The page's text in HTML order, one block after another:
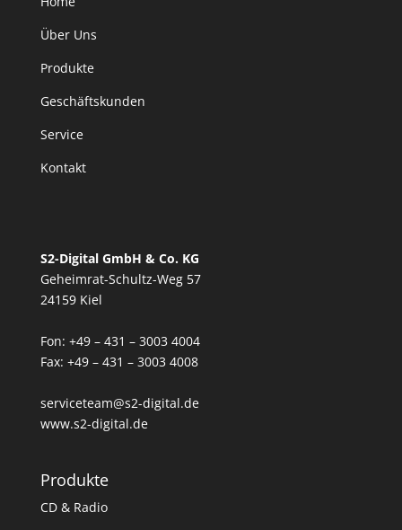
Über Uns
Produkte
Geschäftskunden
Service
Kontakt
S2-Digital GmbH & Co. KG
Geheimrat-Schultz-Weg 57
24159 Kiel
Fon: +49 – 431 – 3003 4004
Fax: +49 – 431 – 3003 4008
serviceteam@s2-digital.de
www.s2-digital.de
Produkte
CD & Radio